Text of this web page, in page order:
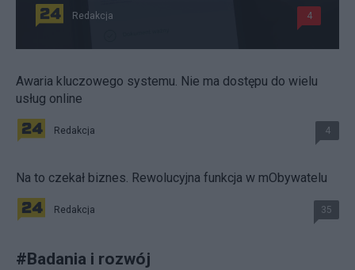
Redakcja 4
Awaria kluczowego systemu. Nie ma dostępu do wielu
usług online
Redakcja 4
Na to czekał biznes. Rewolucyjna funkcja w mObywatelu
Redakcja 35
#Badania i rozwój